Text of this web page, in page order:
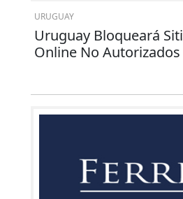
URUGUAY
Uruguay Bloqueará
Online No Autorizados